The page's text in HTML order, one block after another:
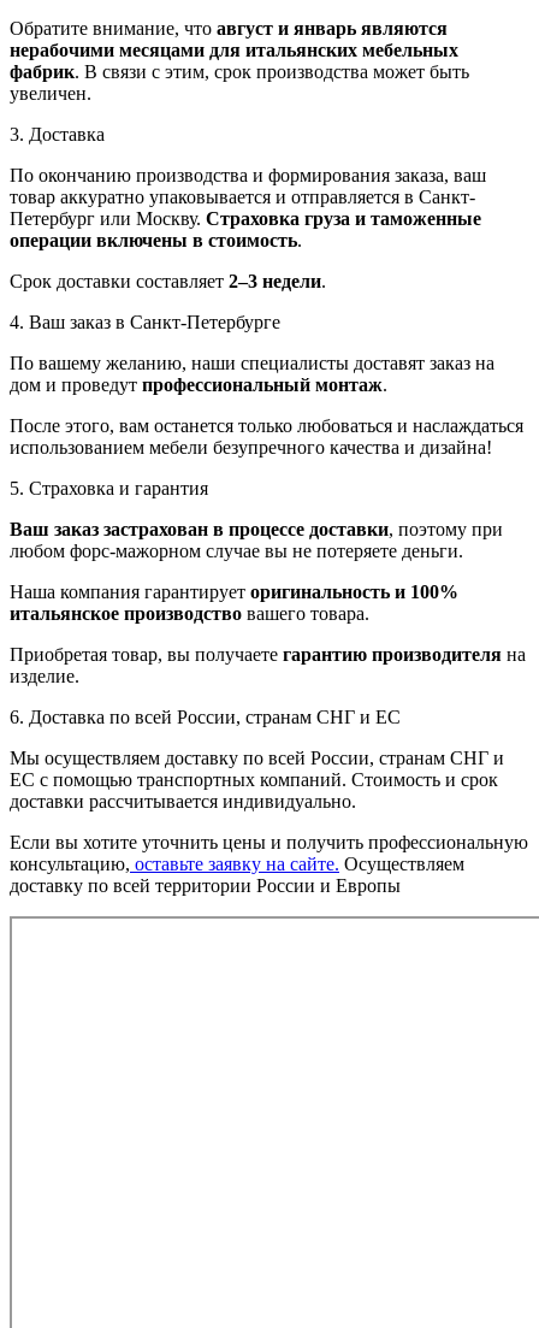
Обратите внимание, что август и январь являются
нерабочими месяцами для итальянских мебельных
фабрик. В связи с этим, срок производства может быть
увеличен.
3. Доставка
По окончанию производства и формирования заказа, ваш
товар аккуратно упаковывается и отправляется в Санкт-
Петербург или Москву. Страховка груза и таможенные
операции включены в стоимость.
Срок доставки составляет 2–3 недели.
4. Ваш заказ в Санкт-Петербурге
По вашему желанию, наши специалисты доставят заказ на
дом и проведут профессиональный монтаж.
После этого, вам останется только любоваться и наслаждаться
использованием мебели безупречного качества и дизайна!
5. Страховка и гарантия
Ваш заказ застрахован в процессе доставки, поэтому при
любом форс-мажорном случае вы не потеряете деньги.
Наша компания гарантирует оригинальность и 100%
итальянское производство вашего товара.
Приобретая товар, вы получаете гарантию производителя на
изделие.
6. Доставка по всей России, странам СНГ и ЕС
Мы осуществляем доставку по всей России, странам СНГ и
ЕС с помощью транспортных компаний. Стоимость и срок
доставки рассчитывается индивидуально.
Если вы хотите уточнить цены и получить профессиональную
консультацию, оставьте заявку на сайте. Осуществляем
доставку по всей территории России и Европы